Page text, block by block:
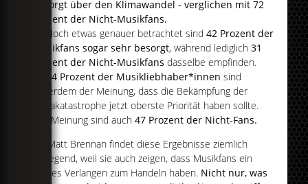
besorgt über den Klimawandel - verglichen mit 72
Prozent der Nicht-Musikfans.
Noch etwas genauer betrachtet sind 42 Prozent der
Musikfans sogar sehr besorgt, während lediglich31
Prozent der Nicht-Musikfans dasselbe empfinden.
54 Prozent der Musikliebhaber*innen sind
außerdem der Meinung, dass die Bekämpfung der
Klimakatastrophe jetzt oberste Priorität haben sollte.
Der Meinung sind auch47 Prozent der Nicht-Fans.
Dr. Matt Brennan findet diese Ergebnisse ziemlich
aufregend, weil sie auch zeigen, dass Musikfans ein
großes Verlangen zum Handeln haben. Nicht nur, was